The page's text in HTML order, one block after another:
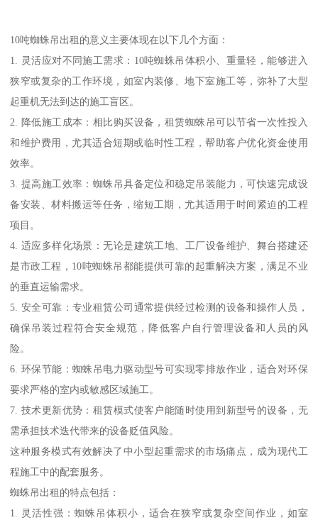
10吨蜘蛛吊出租的意义主要体现在以下几个方面：
1. 灵活应对不同施工需求：10吨蜘蛛吊体积小、重量轻，能够进入
狭窄或复杂的工作环境，如室内装修、地下室施工等，弥补了大型
起重机无法到达的施工盲区。
2. 降低施工成本：相比购买设备，租赁蜘蛛吊可以节省一次性投入
和维护费用，尤其适合短期或临时性工程，帮助客户优化资金使用
效率。
3. 提高施工效率：蜘蛛吊具备定位和稳定吊装能力，可快速完成设
备安装、材料搬运等任务，缩短工期，尤其适用于时间紧迫的工程
项目。
4. 适应多样化场景：无论是建筑工地、工厂设备维护、舞台搭建还
是市政工程，10吨蜘蛛吊都能提供可靠的起重解决方案，满足不业
的垂直运输需求。
5. 安全可靠：专业租赁公司通常提供经过检测的设备和操作人员，
确保吊装过程符合安全规范，降低客户自行管理设备和人员的风
险。
6. 环保节能：蜘蛛吊电力驱动型号可实现零排放作业，适合对环保
要求严格的室内或敏感区域施工。
7. 技术更新优势：租赁模式使客户能随时使用到新型号的设备，无
需承担技术迭代带来的设备贬值风险。
这种服务模式有效解决了中小型起重需求的市场痛点，成为现代工
程施工中的配套服务。
蜘蛛吊出租的特点包括：
1. 灵活性强：蜘蛛吊体积小，适合在狭窄或复杂空间作业，如室